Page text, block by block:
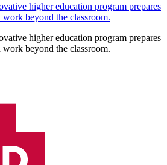
higher education program prepares
beyond the classroom.
higher education program prepares
beyond the classroom.